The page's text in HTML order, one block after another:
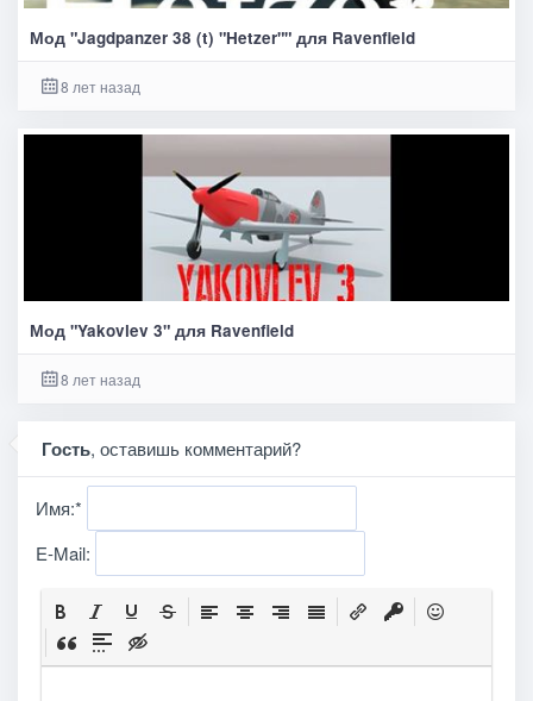
Мод "Jagdpanzer 38 (t) "Hetzer"" для Ravenfield
8 лет назад
Мод "Yakovlev 3" для Ravenfield
8 лет назад
Гость, оставишь комментарий?
Имя:*
E-Mail: